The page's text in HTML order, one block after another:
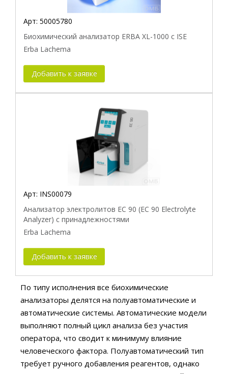
Арт: 50005780
Биохимический анализатор ERBA XL-1000 c ISE
Erba Lachema
Добавить к заявке
Арт: INS00079
Анализатор электролитов EC 90 (EC 90 Electrolyte
Analyzer) с принадлежностями
Erba Lachema
Добавить к заявке
По типу исполнения все биохимические
анализаторы делятся на полуавтоматические и
автоматические системы. Автоматические модели
выполняют полный цикл анализа без участия
оператора, что сводит к минимуму влияние
человеческого фактора. Полуавтоматический тип
требует ручного добавления реагентов, однако